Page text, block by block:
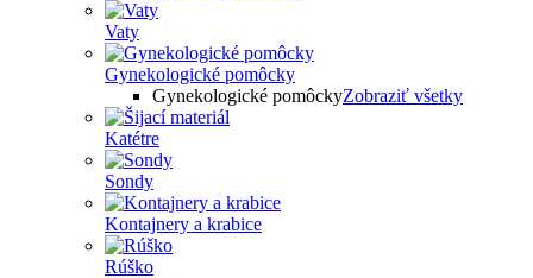
Vaty
Gynekologické pomôcky
Gynekologické pomôckyZobraziť všetky
Katétre
Sondy
Kontajnery a krabice
Rúško